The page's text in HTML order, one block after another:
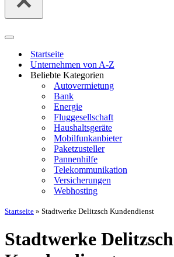
Navigationsmenü
Startseite
Unternehmen von A-Z
Beliebte Kategorien
Autovermietung
Bank
Energie
Fluggesellschaft
Haushaltsgeräte
Mobilfunkanbieter
Paketzusteller
Pannenhilfe
Telekommunikation
Versicherungen
Webhosting
Startseite » Stadtwerke Delitzsch Kundendienst
Stadtwerke Delitzsch